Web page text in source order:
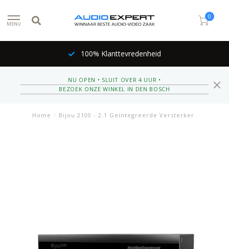
MENU
0
100% Klanttevredenheid
NU OPEN • SLUIT OVER 4 UUR •
BEZOEK ONZE WINKEL IN DEN BOSCH
Home / Bijou 2100 - 2.1 Geintegreerde Versterker